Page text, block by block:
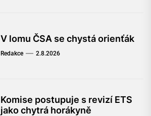
V lomu ČSA se chystá orienťák
Redakce 2.8.2026
Komise postupuje s revizí ETS
jako chytrá horákyně